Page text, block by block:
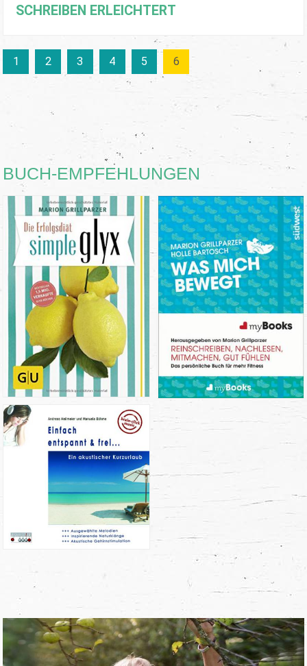
SCHREIBEN ERLEICHTERT
1 2 3 4 5 6
BUCH-EMPFEHLUNGEN